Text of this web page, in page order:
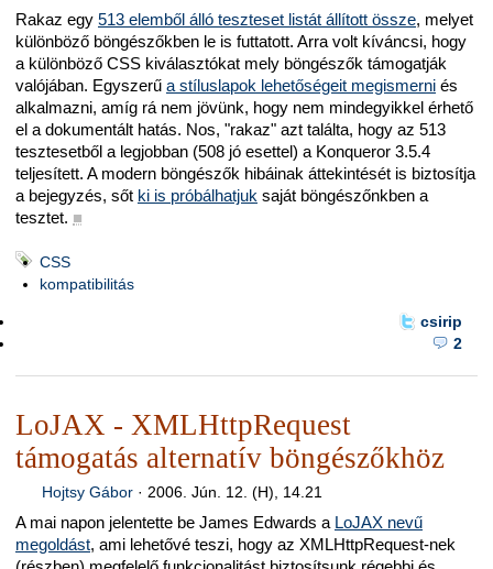
Rakaz egy 513 elemből álló teszteset listát állított össze, melyet
különböző böngészőkben le is futtatott. Arra volt kíváncsi, hogy
a különböző CSS kiválasztókat mely böngészők támogatják
valójában. Egyszerű a stíluslapok lehetőségeit megismerni és
alkalmazni, amíg rá nem jövünk, hogy nem mindegyikkel érhető
el a dokumentált hatás. Nos, "rakaz" azt találta, hogy az 513
tesztesetből a legjobban (508 jó esettel) a Konqueror 3.5.4
teljesített. A modern böngészők hibáinak áttekintését is biztosítja
a bejegyzés, sőt ki is próbálhatjuk saját böngészőnkben a
tesztet. ■
CSS
kompatibilitás
csirip
2
LoJAX - XMLHttpRequest
támogatás alternatív böngészőkhöz
Hojtsy Gábor· 2006. Jún. 12. (H), 14.21
A mai napon jelentette be James Edwards a LoJAX nevű
megoldást, ami lehetővé teszi, hogy az XMLHttpRequest-nek